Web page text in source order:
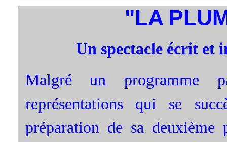
"LA
Un spectacle écrit
Malgré un programme
représentations qui se
préparation de sa deuxième